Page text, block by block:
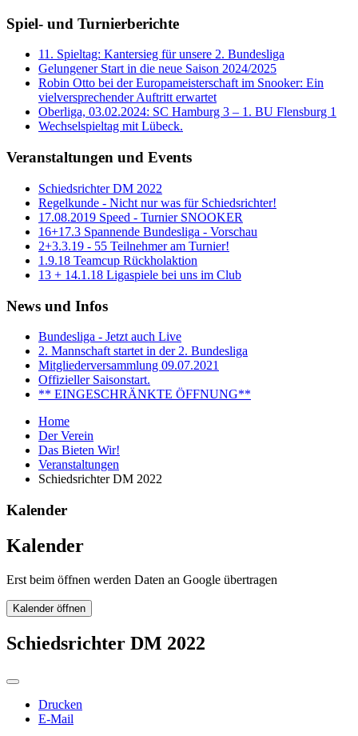
Spiel- und Turnierberichte
11. Spieltag: Kantersieg für unsere 2. Bundesliga
Gelungener Start in die neue Saison 2024/2025
Robin Otto bei der Europameisterschaft im Snooker: Ein
vielversprechender Auftritt erwartet
Oberliga, 03.02.2024: SC Hamburg 3 – 1. BU Flensburg 1
Wechselspieltag mit Lübeck.
Veranstaltungen und Events
Schiedsrichter DM 2022
Regelkunde - Nicht nur was für Schiedsrichter!
17.08.2019 Speed - Turnier SNOOKER
16+17.3 Spannende Bundesliga - Vorschau
2+3.3.19 - 55 Teilnehmer am Turnier!
1.9.18 Teamcup Rückholaktion
13 + 14.1.18 Ligaspiele bei uns im Club
News und Infos
Bundesliga - Jetzt auch Live
2. Mannschaft startet in der 2. Bundesliga
Mitgliederversammlung 09.07.2021
Offizieller Saisonstart.
** EINGESCHRÄNKTE ÖFFNUNG**
Home
Der Verein
Das Bieten Wir!
Veranstaltungen
Schiedsrichter DM 2022
Kalender
Kalender
Erst beim öffnen werden Daten an Google übertragen
Kalender öffnen
Schiedsrichter DM 2022
Drucken
E-Mail